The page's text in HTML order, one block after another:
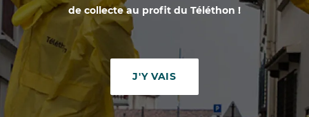
de collecte au profit du Téléthon !
J'Y VAIS